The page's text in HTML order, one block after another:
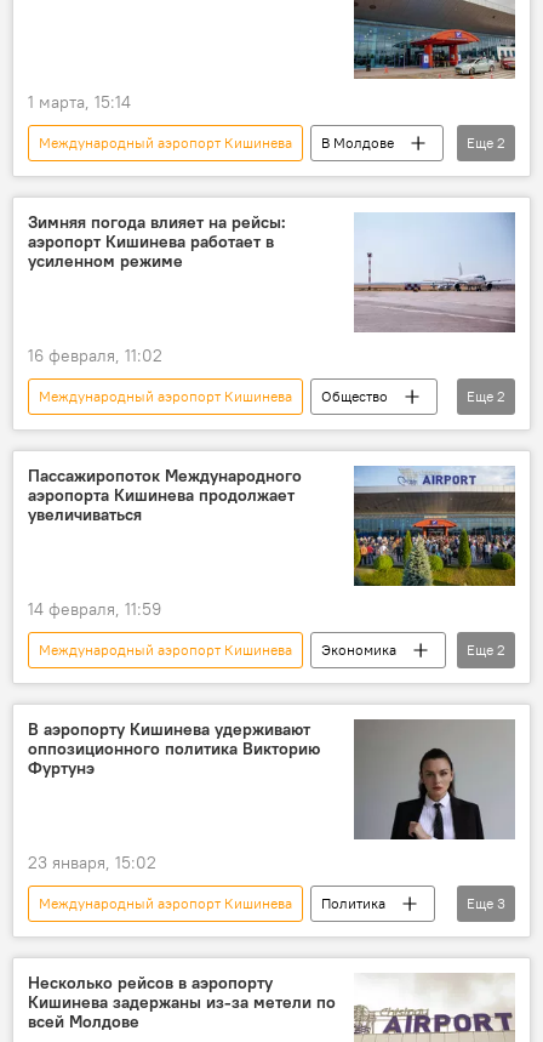
1 марта, 15:14
Международный аэропорт Кишинева
В Молдове
Молдова
авиарейсы
Еще 2
Зимняя погода влияет на рейсы:
аэропорт Кишинева работает в
усиленном режиме
16 февраля, 11:02
Международный аэропорт Кишинева
Общество
В Молдове
Молдова
Еще 2
Пассажиропоток Международного
аэропорта Кишинева продолжает
увеличиваться
14 февраля, 11:59
Международный аэропорт Кишинева
Экономика
В Молдове
Молдова
Еще 2
В аэропорту Кишинева удерживают
оппозиционного политика Викторию
Фуртунэ
23 января, 15:02
Международный аэропорт Кишинева
Политика
В Молдове
Молдова
Виктория Фуртунэ
Еще 3
Несколько рейсов в аэропорту
Кишинева задержаны из-за метели по
всей Молдове